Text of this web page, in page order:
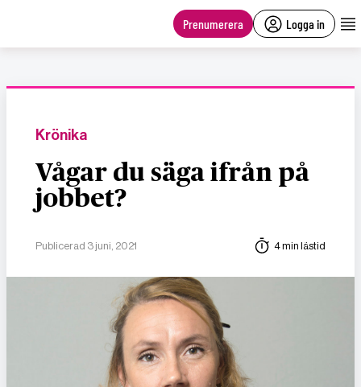
Prenumerera Logga in
Krönika
Vågar du säga ifrån på
jobbet?
Publicerad 3 juni, 2021 4 min lästid